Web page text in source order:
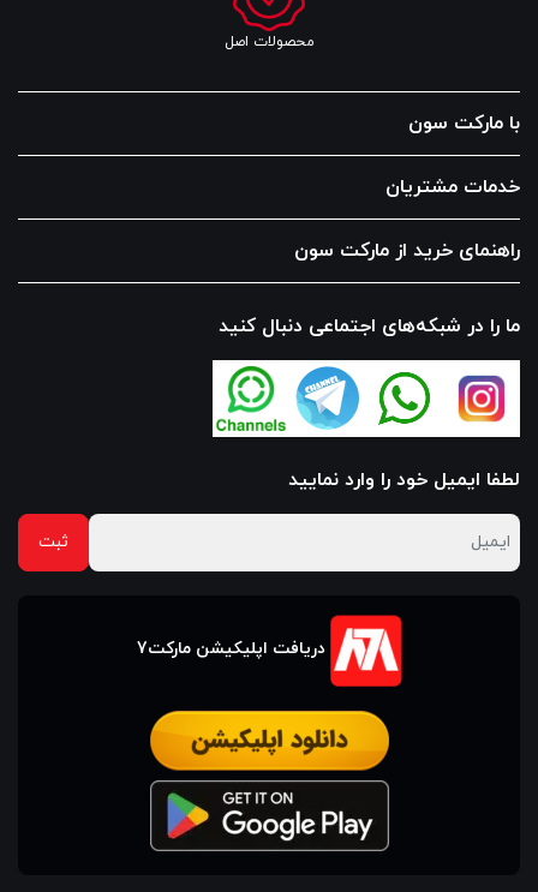
محصولات اصل
با مارکت سون
خدمات مشتریان
راهنمای خرید از مارکت سون
ما را در شبکه‌های اجتماعی دنبال کنید
لطفا ایمیل خود را وارد نمایید
دریافت اپلیکیشن مارکت7